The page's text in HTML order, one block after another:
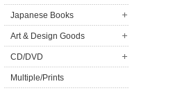
Japanese Books
Art & Design Goods
CD/DVD
Multiple/Prints